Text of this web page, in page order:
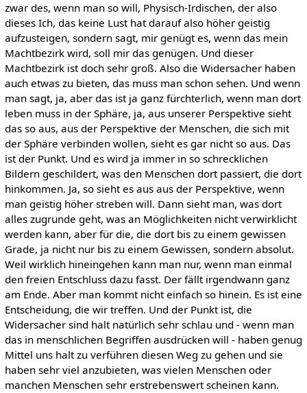
zwar des, wenn man so will, Physisch-Irdischen, der also
dieses Ich, das keine Lust hat darauf also höher geistig
aufzusteigen, sondern sagt, mir genügt es, wenn das mein
Machtbezirk wird, soll mir das genügen. Und dieser
Machtbezirk ist doch sehr groß. Also die Widersacher haben
auch etwas zu bieten, das muss man schon sehen. Und wenn
man sagt, ja, aber das ist ja ganz fürchterlich, wenn man dort
leben muss in der Sphäre, ja, aus unserer Perspektive sieht
das so aus, aus der Perspektive der Menschen, die sich mit
der Sphäre verbinden wollen, sieht es gar nicht so aus. Das
ist der Punkt. Und es wird ja immer in so schrecklichen
Bildern geschildert, was den Menschen dort passiert, die dort
hinkommen. Ja, so sieht es aus aus der Perspektive, wenn
man geistig höher streben will. Dann sieht man, was dort
alles zugrunde geht, was an Möglichkeiten nicht verwirklicht
werden kann, aber für die, die dort bis zu einem gewissen
Grade, ja nicht nur bis zu einem Gewissen, sondern absolut.
Weil wirklich hineingehen kann man nur, wenn man einmal
den freien Entschluss dazu fasst. Der fällt irgendwann ganz
am Ende. Aber man kommt nicht einfach so hinein. Es ist eine
Entscheidung, die wir treffen. Und der Punkt ist, die
Widersacher sind halt natürlich sehr schlau und - wenn man
das in menschlichen Begriffen ausdrücken will - haben genug
Mittel uns halt zu verführen diesen Weg zu gehen und sie
haben sehr viel anzubieten, was vielen Menschen oder
manchen Menschen sehr erstrebenswert scheinen kann.